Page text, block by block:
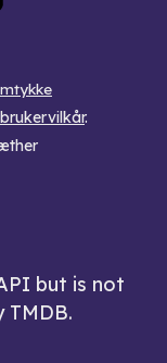
.
but is not